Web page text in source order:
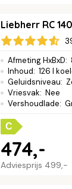
Liebherr RC
Afmeting HxBxD:
Inhoud: 126 l
Geluidsniveau:
Vriesvak: Nee
Vershoudlade:
C
Adviesprijs 499,-
474,-